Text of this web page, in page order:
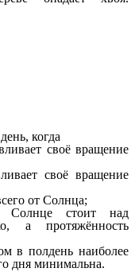
когда
своё вращение
своё вращение
от Солнца;
стоит над
а протяжённость
в полдень наиболее
дня минимальна.